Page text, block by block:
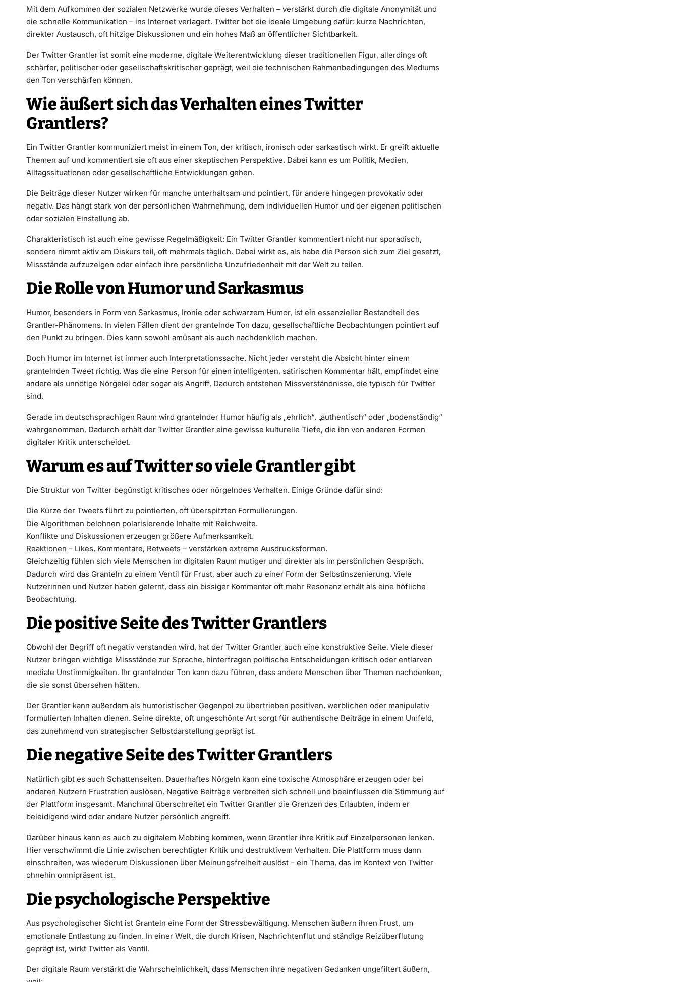
Mit dem Aufkommen der sozialen Netzwerke wurde dieses Verhalten – verstärkt durch die digitale Anonymität und
die schnelle Kommunikation – ins Internet verlagert. Twitter bot die ideale Umgebung dafür: kurze Nachrichten,
direkter Austausch, oft hitzige Diskussionen und ein hohes Maß an öffentlicher Sichtbarkeit.
Der Twitter Grantler ist somit eine moderne, digitale Weiterentwicklung dieser traditionellen Figur, allerdings oft
schärfer, politischer oder gesellschaftskritischer geprägt, weil die technischen Rahmenbedingungen des Mediums
den Ton verschärfen können.
Wie äußert sich das Verhalten eines Twitter
Grantlers?
Ein Twitter Grantler kommuniziert meist in einem Ton, der kritisch, ironisch oder sarkastisch wirkt. Er greift aktuelle
Themen auf und kommentiert sie oft aus einer skeptischen Perspektive. Dabei kann es um Politik, Medien,
Alltagssituationen oder gesellschaftliche Entwicklungen gehen.
Die Beiträge dieser Nutzer wirken für manche unterhaltsam und pointiert, für andere hingegen provokativ oder
negativ. Das hängt stark von der persönlichen Wahrnehmung, dem individuellen Humor und der eigenen politischen
oder sozialen Einstellung ab.
Charakteristisch ist auch eine gewisse Regelmäßigkeit: Ein Twitter Grantler kommentiert nicht nur sporadisch,
sondern nimmt aktiv am Diskurs teil, oft mehrmals täglich. Dabei wirkt es, als habe die Person sich zum Ziel gesetzt,
Missstände aufzuzeigen oder einfach ihre persönliche Unzufriedenheit mit der Welt zu teilen.
Die Rolle von Humor und Sarkasmus
Humor, besonders in Form von Sarkasmus, Ironie oder schwarzem Humor, ist ein essenzieller Bestandteil des
Grantler-Phänomens. In vielen Fällen dient der grantelnde Ton dazu, gesellschaftliche Beobachtungen pointiert auf
den Punkt zu bringen. Dies kann sowohl amüsant als auch nachdenklich machen.
Doch Humor im Internet ist immer auch Interpretationssache. Nicht jeder versteht die Absicht hinter einem
grantelnden Tweet richtig. Was die eine Person für einen intelligenten, satirischen Kommentar hält, empfindet eine
andere als unnötige Nörgelei oder sogar als Angriff. Dadurch entstehen Missverständnisse, die typisch für Twitter
sind.
Gerade im deutschsprachigen Raum wird grantelnder Humor häufig als „ehrlich“, „authentisch“ oder „bodenständig“
wahrgenommen. Dadurch erhält der Twitter Grantler eine gewisse kulturelle Tiefe, die ihn von anderen Formen
digitaler Kritik unterscheidet.
Warum es auf Twitter so viele Grantler gibt
Die Struktur von Twitter begünstigt kritisches oder nörgelndes Verhalten. Einige Gründe dafür sind:
Die Kürze der Tweets führt zu pointierten, oft überspitzten Formulierungen.
Die Algorithmen belohnen polarisierende Inhalte mit Reichweite.
Konflikte und Diskussionen erzeugen größere Aufmerksamkeit.
Reaktionen – Likes, Kommentare, Retweets – verstärken extreme Ausdrucksformen.
Gleichzeitig fühlen sich viele Menschen im digitalen Raum mutiger und direkter als im persönlichen Gespräch.
Dadurch wird das Granteln zu einem Ventil für Frust, aber auch zu einer Form der Selbstinszenierung. Viele
Nutzerinnen und Nutzer haben gelernt, dass ein bissiger Kommentar oft mehr Resonanz erhält als eine höfliche
Beobachtung.
Die positive Seite des Twitter Grantlers
Obwohl der Begriff oft negativ verstanden wird, hat der Twitter Grantler auch eine konstruktive Seite. Viele dieser
Nutzer bringen wichtige Missstände zur Sprache, hinterfragen politische Entscheidungen kritisch oder entlarven
mediale Unstimmigkeiten. Ihr grantelnder Ton kann dazu führen, dass andere Menschen über Themen nachdenken,
die sie sonst übersehen hätten.
Der Grantler kann außerdem als humoristischer Gegenpol zu übertrieben positiven, werblichen oder manipulativ
formulierten Inhalten dienen. Seine direkte, oft ungeschönte Art sorgt für authentische Beiträge in einem Umfeld,
das zunehmend von strategischer Selbstdarstellung geprägt ist.
Die negative Seite des Twitter Grantlers
Natürlich gibt es auch Schattenseiten. Dauerhaftes Nörgeln kann eine toxische Atmosphäre erzeugen oder bei
anderen Nutzern Frustration auslösen. Negative Beiträge verbreiten sich schnell und beeinflussen die Stimmung auf
der Plattform insgesamt. Manchmal überschreitet ein Twitter Grantler die Grenzen des Erlaubten, indem er
beleidigend wird oder andere Nutzer persönlich angreift.
Darüber hinaus kann es auch zu digitalem Mobbing kommen, wenn Grantler ihre Kritik auf Einzelpersonen lenken.
Hier verschwimmt die Linie zwischen berechtigter Kritik und destruktivem Verhalten. Die Plattform muss dann
einschreiten, was wiederum Diskussionen über Meinungsfreiheit auslöst – ein Thema, das im Kontext von Twitter
ohnehin omnipräsent ist.
Die psychologische Perspektive
Aus psychologischer Sicht ist Granteln eine Form der Stressbewältigung. Menschen äußern ihren Frust, um
emotionale Entlastung zu finden. In einer Welt, die durch Krisen, Nachrichtenflut und ständige Reizüberflutung
geprägt ist, wirkt Twitter als Ventil.
Der digitale Raum verstärkt die Wahrscheinlichkeit, dass Menschen ihre negativen Gedanken ungefiltert äußern,